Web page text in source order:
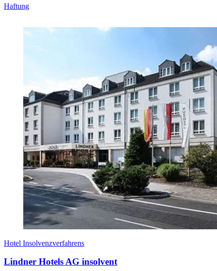
Haftung
Hotel Insolvenzverfahrens
Lindner Hotels AG insolvent